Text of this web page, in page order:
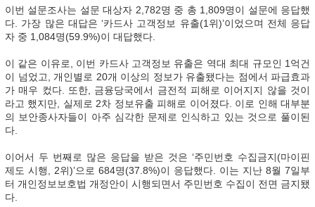
이번 설문조사는 설문 대상자 2,782명 중 총 1,809명이 설문에 응답했
다. 가장 많은 대답은 ‘카드사 고객정보 유출(1위)’이었으며 전체 응답
자 중 1,084명(59.9%)이 대답했다.
이 같은 이유로, 이번 카드사 고객정보 유출은 역대 최대 규모인 1억건
이 넘었고, 개인별로 20개 이상의 정보가 유출됐다는 점에서 파급효과
가 매우 컸다. 또한, 금융당국에서 금전적 피해로 이어지지 않을 것이
라고 했지만, 실제로 2차 정보유출 피해로 이어졌다. 이로 인해 대부분
의 보안종사자들이 아주 심각한 문제로 인식하고 있는 것으로 풀이된
다.
이어서 두 번째로 많은 응답을 받은 것은 ‘주민번호 수집금지(마이핀
제도 시행, 2위)’으로 684명(37.8%)이 응답했다. 이는 지난 8월 7일부
터 개인정보보호법 개정안이 시행되면서 주민번호 수집이 전면 금지됐
다.